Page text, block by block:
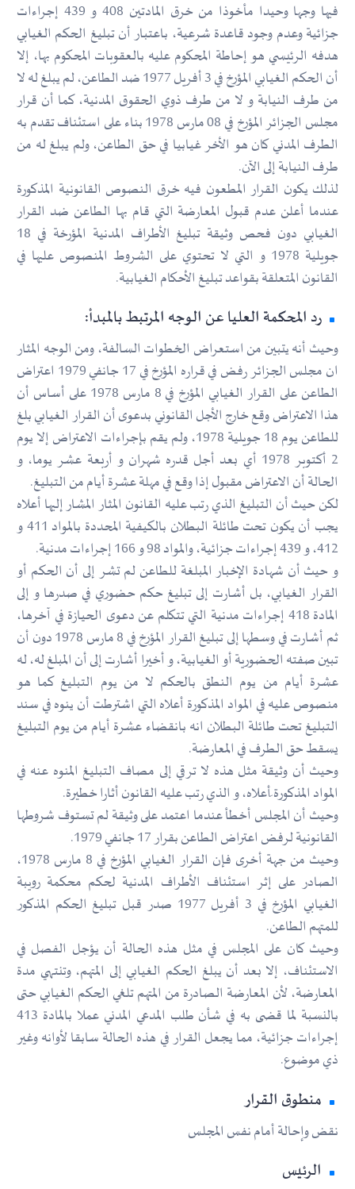
فيها وجها وحيدا مأخوذا من خرق المادتين 408 و 439 إجراءات
جزائية وعدم وجود قاعدة شرعية، باعتبار أن تبليغ الحكم الغيابي
هدفه الرئيسي هو إحاطة المحكوم عليه بالعقوبات المحكوم بها، إلا
أن الحكم الغيابي المؤرخ في 3 أفريل 1977 ضد الطاعن، لم يبلغ له لا
من طرف النيابة و لا من طرف ذوي الحقوق المدنية، كما أن قرار
مجلس الجزائر المؤرخ في 08 مارس 1978 بناء على استئناف تقدم به
الطرف المدني كان هو الأخر غيابيا في حق الطاعن، ولم يبلغ له من
طرف النيابة إلى الآن.
لذلك يكون القرار المطعون فيه خرق النصوص القانونية المذكورة
عندما أعلن عدم قبول المعارضة التي قام بها الطاعن ضد القرار
الغيابي دون فحص وثيقة تبليغ الأطراف المدنية المؤرخة في 18
جويلية 1978 و التي لا تحتوي على الشروط المنصوص عليها في
القانون المتعلقة بقواعد تبليغ الأحكام الغيابية.
رد المحكمة العليا عن الوجه المرتبط بالمبدأ:
وحيث أنه يتبين من استعراض الخطوات السالفة، ومن الوجه المثار
ان مجلس الجزائر رفض في قراره المؤرخ في 17 جانفي 1979 اعتراض
الطاعن على القرار الغيابي المؤرخ في 8 مارس 1978 على أساس أن
هذا الاعتراض وقع خارج الأجل القانوني بدعوى أن القرار الغيابي بلغ
للطاعن يوم 18 جويلية 1978، ولم يقم بإجراءات الاعتراض إلا يوم
2 أكتوبر 1978 أي بعد أجل قدره شهران و أربعة عشر يوما، و
الحالة أن الاعتراض مقبول إذا وقع في مهلة عشرة أيام من التبليغ.
لكن حيث أن التبليغ الذي رتب عليه القانون المثار المشار إليها أعلاه
يجب أن يكون تحت طائلة البطلان بالكيفية المحددة بالمواد 411 و
412، و 439 إجراءات جزائية، والمواد 98 و 166 إجراءات مدنية.
و حيث أن شهادة الإخبار المبلغة للطاعن لم تشر إلى أن الحكم أو
القرار الغيابي، بل أشارت إلى تبليغ حكم حضوري في صدرها و إلى
المادة 418 إجراءات مدنية التي تتكلم عن دعوى الحيازة في آخرها،
ثم أشارت في وسطها إلى تبليغ القرار المؤرخ في 8 مارس 1978 دون أن
تبين صفته الحضورية أو الغيابية، و أخيرا أشارت إلى أن المبلغ له، له
عشرة أيام من يوم النطق بالحكم لا من يوم التبليغ كما هو
منصوص عليه في المواد المذكورة أعلاه التي اشترطت أن ينوه في سند
التبليغ تحت طائلة البطلان انه بانقضاء عشرة أيام من يوم التبليغ
يسقط حق الطرف في المعارضة.
وحيث أن وثيقة مثل هذه لا ترقي إلى مصاف التبليغ المنوه عنه في
المواد المذكورة ّأعلاه، و الذي رتب عليه القانون أثارا خطيرة.
وحيث أن المجلس أخطأ عندما اعتمد على وثيقة لم تستوف شروطها
القانونية لرفض اعتراض الطاعن بقرار 17 جانفي 1979.
وحيث من جهة أخرى فإن القرار الغيابي المؤرخ في 8 مارس 1978،
الصادر على إثر استئناف الأطراف المدنية لحكم محكمة رويبة
الغيابي المؤرخ في 3 أفريل 1977 صدر قبل تبليغ الحكم المذكور
للمتهم الطاعن.
وحيث كان على المجلس في مثل هذه الحالة أن يؤجل الفصل في
الاستئناف، إلا بعد أن يبلغ الحكم الغيابي إلى المتهم، وتنتهي مدة
المعارضة، لأن المعارضة الصادرة من المتهم تلغي الحكم الغيابي حتى
بالنسبة لما قضى به في شأن طلب المدعي المدني عملا بالمادة 413
إجراءات جزائية، مما يجعل القرار في هذه الحالة سابقا لأوانه وغير
ذي موضوع.
منطوق القرار
نقض وإحالة أمام نفس المجلس
الرئيس